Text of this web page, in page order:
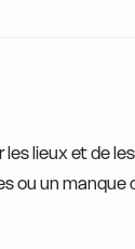
lieux et de
ou un